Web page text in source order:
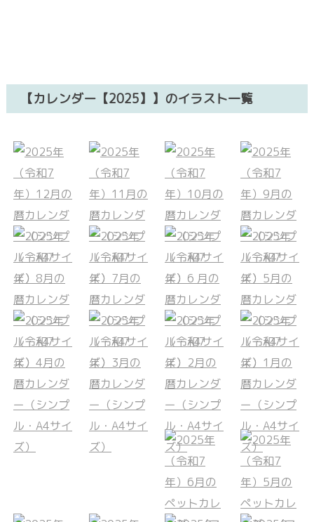
【カレンダー【2025】】のイラスト一覧